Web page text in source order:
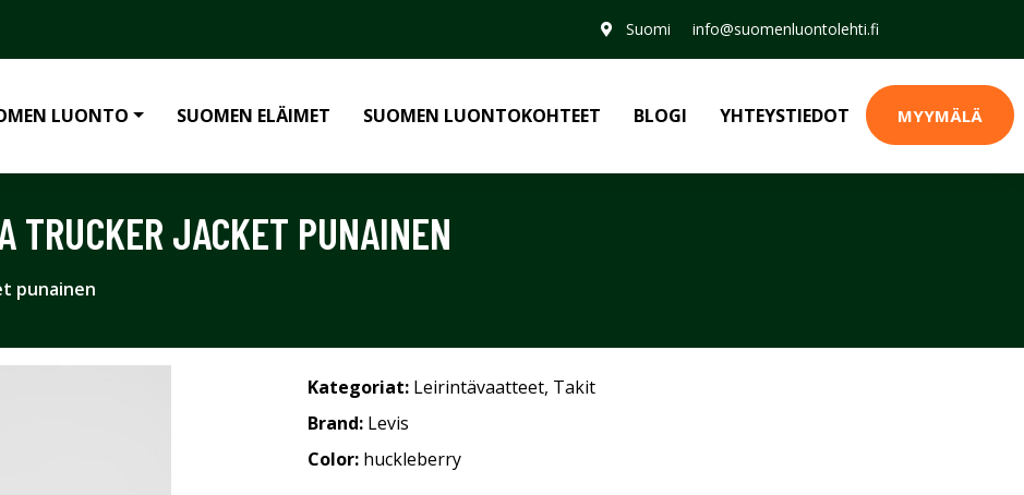
Suomi info@suomenluontolehti.fi
LUONTO SUOMEN ELÄIMET SUOMEN LUONTOKOHTEET BLOGI YHTEYSTIEDOT MYYMÄLÄ
TRUCKER JACKET PUNAINEN
punainen
Kategoriat: Leirintävaatteet, Takit
Brand: Levis
Color: huckleberry